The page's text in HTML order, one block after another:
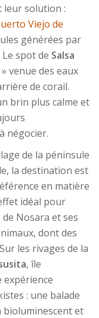
leur solution :
Viejo de
générées par
spot de Salsa
venue des eaux
de corail.
brin plus calme et
négocier.
de la péninsule
la destination est
en matière
idéal pour
Nosara et ses
dont des
les rivages de la
, île
expérience
: une balade
bioluminescent et